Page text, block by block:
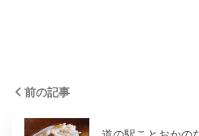
前の記事